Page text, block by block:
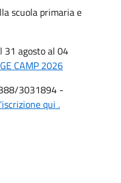
scuola primaria e
31 agosto al 04
CAMP 2026
3031894 -
qui .